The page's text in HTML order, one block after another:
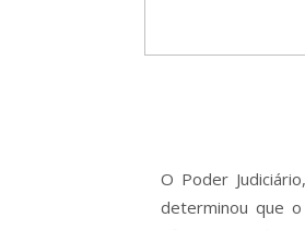
O Poder
determinou que